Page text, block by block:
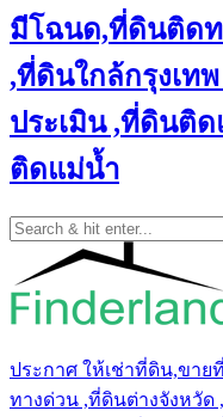
มีโฉนด,ที่ดินติดท
,ที่ดินใกล้กรุงเท
ประเมิน ,ที่ดินติ
ติดแม่น้ำ
ประกาศ ให้เช่าที่ดิน,ขา
ทางด่วน ,ที่ดินต่างจังหวัด